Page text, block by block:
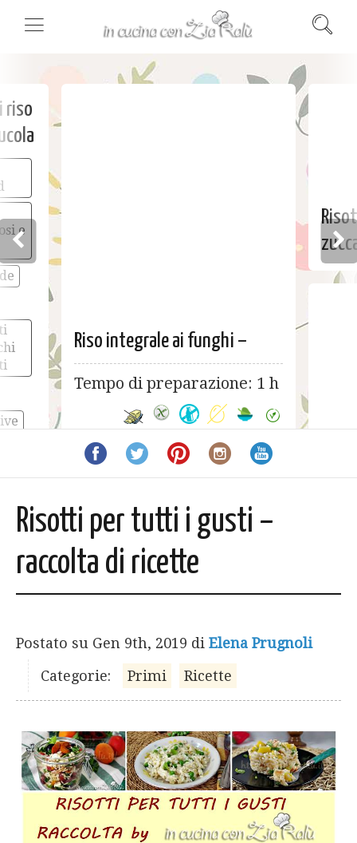
riso
e
Riso integrale ai funghi –
ricetta light
Tempo di preparazione: 1 h
Risotti per tutti i gusti –
raccolta di ricette
Postato su Gen 9th, 2019 di Elena Prugnoli
Categorie:
Primi Ricette